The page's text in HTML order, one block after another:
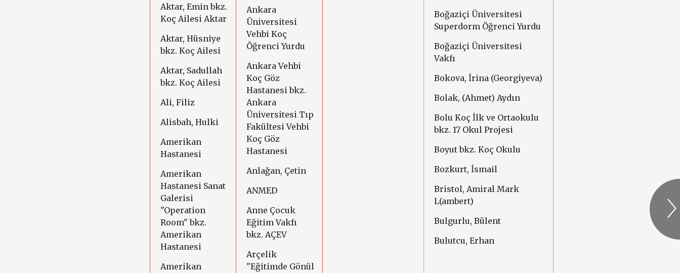
Aktar, Emin bkz.
Koç Ailesi Aktar
Aktar, Hüsniye
bkz. Koç Ailesi
Aktar, Sadullah
bkz. Koç Ailesi
Ali, Filiz
Alisbah, Hulki
Amerikan
Hastanesi
Amerikan
Hastanesi Sanat
Galerisi
"Operation
Room" bkz.
Amerikan
Hastanesi
Amerikan
Ankara
Üniversitesi
Vehbi Koç
Öğrenci Yurdu
Ankara Vehbi
Koç Göz
Hastanesi bkz.
Ankara
Üniversitesi Tıp
Fakültesi Vehbi
Koç Göz
Hastanesi
Anlağan, Çetin
ANMED
Anne Çocuk
Eğitim Vakfı
bkz. AÇEV
Arçelik
"Eğitimde Gönül
Boğaziçi Üniversitesi
Superdorm Öğrenci Yurdu
Boğaziçi Üniversitesi
Vakfı
Bokova, İrina (Georgiyeva)
Bolak, (Ahmet) Aydın
Bolu Koç İlk ve Ortaokulu
bkz. 17 Okul Projesi
Boyut bkz. Koç Okulu
Bozkurt, İsmail
Bristol, Amiral Mark
L(ambert)
Bulgurlu, Bülent
Bulutcu, Erhan